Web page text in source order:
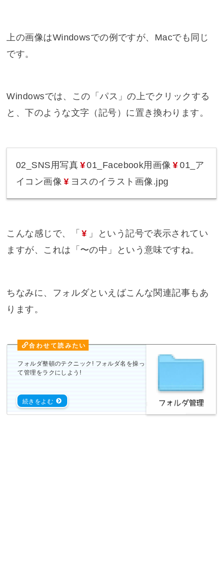
上の画像はWindowsでの例ですが、Macでも同じ
です。
Windowsでは、この「パス」の上でクリックする
と、下のような文字（記号）に置き換わります。
02_SNS用写真 ¥01_Facebook用画像 ¥ 01_ア
イコン画像 ¥ ヨスのイラスト画像.jpg
こんな感じで、「 ¥ 」という記号で表示されてい
ますが、これは「〜の中」という意味ですね。
ちなみに、フォルダといえばこんな関連記事もあ
ります。
フォルダ整頓のテクニック! フォルダ名を操っ
て管理をラクにしよう!